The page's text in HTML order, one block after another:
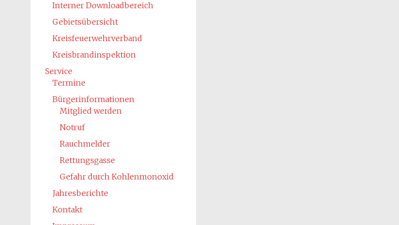
Interner Downloadbereich
Gebietsübersicht
Kreisfeuerwehrverband
Kreisbrandinspektion
Service
Termine
Bürgerinformationen
Mitglied werden
Notruf
Rauchmelder
Rettungsgasse
Gefahr durch Kohlenmonoxid
Jahresberichte
Kontakt